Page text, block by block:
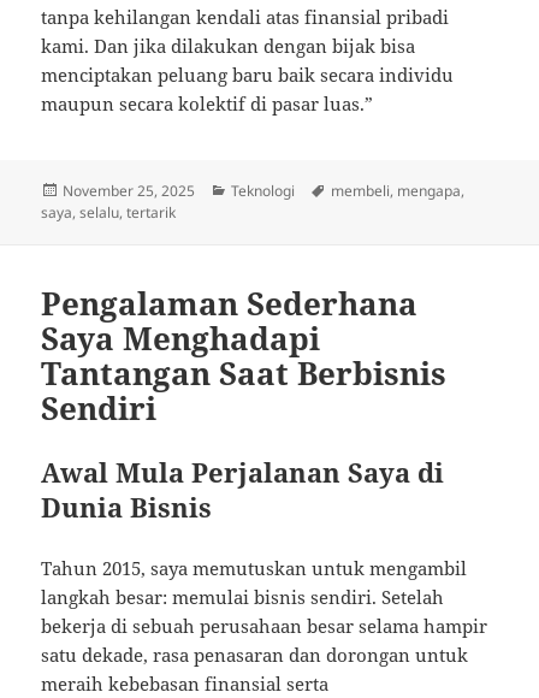
tanpa kehilangan kendali atas finansial pribadi
kami. Dan jika dilakukan dengan bijak bisa
menciptakan peluang baru baik secara individu
maupun secara kolektif di pasar luas.”
Posted
on
November 25, 2025 Categories
Teknologi Tags
membeli, mengapa,
saya,selalu,tertarik
Pengalaman Sederhana
Saya Menghadapi
Tantangan Saat Berbisnis
Sendiri
Awal Mula Perjalanan Saya di
Dunia Bisnis
Tahun 2015, saya memutuskan untuk mengambil
langkah besar: memulai bisnis sendiri. Setelah
bekerja di sebuah perusahaan besar selama hampir
satu dekade, rasa penasaran dan dorongan untuk
meraih kebebasan finansial serta